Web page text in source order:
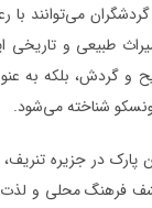
می‌توانند
طبیعی و تاریخی
و گردش، بلکه به
شناخته می‌شود.
پارک در جزیره
فرهنگ محلی و لذت